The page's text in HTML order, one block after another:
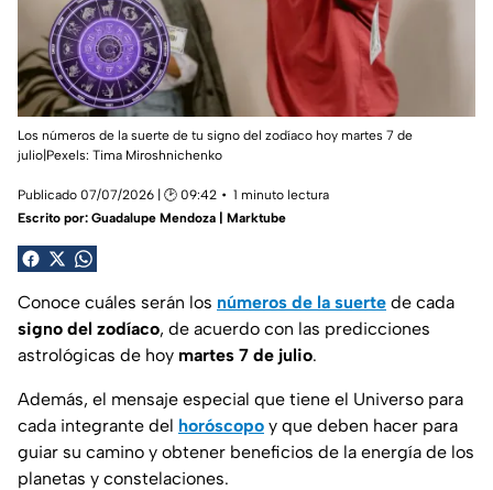
Los números de la suerte de tu signo del zodíaco hoy martes 7 de
julio|Pexels: Tima Miroshnichenko
Publicado 07/07/2026 | 🕑 09:42
1 minuto lectura
Escrito por: Guadalupe Mendoza | Marktube
Conoce cuáles serán los números de la suerte de cada
signo del zodíaco, de acuerdo con las predicciones
astrológicas de hoy martes 7 de julio.
Además, el mensaje especial que tiene el Universo para
cada integrante del horóscopo y que deben hacer para
guiar su camino y obtener beneficios de la energía de los
planetas y constelaciones.